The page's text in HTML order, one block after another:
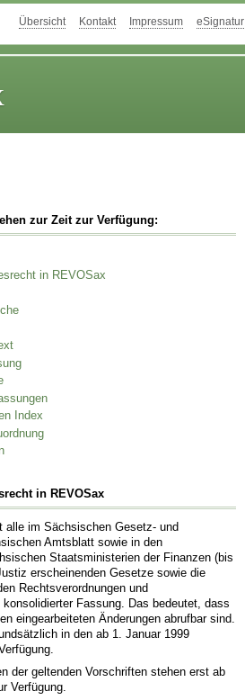
Übersicht Kontakt Impressum eSignatur
zur Zeit zur Verfügung:
in REVOSax
Index
in REVOSax
alle im Sächsischen Gesetz- und
Amtsblatt sowie in den
Staatsministerien der Finanzen (bis
erscheinenden Gesetze sowie die
Rechtsverordnungen und
Fassung. Das bedeutet, dass
eingearbeiteten Änderungen abrufbar sind.
in den ab 1. Januar 1999
der geltenden Vorschriften stehen erst ab
Verfügung.